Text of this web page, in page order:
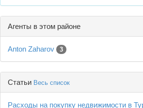
Агенты в этом районе
Anton Zaharov 3
Статьи Весь список
Расходы на покупку недвижимости в